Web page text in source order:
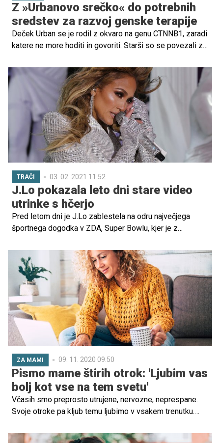
Z »Urbanovo srečko« do potrebnih
sredstev za razvoj genske terapije
Deček Urban se je rodil z okvaro na genu CTNNB1, zaradi
katere ne more hoditi in govoriti. Starši so se povezali z
projekt razvoja genske terapije. Vse, ki to zmorejo,
pozivajo k nakupu srečke in s tem k donaciji. Srečke
lahko za 5 EUR kupi vsak, ki želi pomagati pri razvoju
zdravila oziroma genske terapije za pomoč dečku Urbanu
do njegovih prvih korakov.
TRAČI 03. 02. 2021 11.52
J.Lo pokazala leto dni stare video
utrinke s hčerjo
Pred letom dni je J.Lo zablestela na odru največjega
športnega dogodka v ZDA, Super Bowlu, kjer je z
vedno v neverjetni formi. Tokrat pa je objavila doslej še
nevidene posnetke iz zaodrja, na katerih je tudi skupaj s
hčerko Emmo.
ZA MAMI 09. 11. 2020 09.50
Pismo mame štirih otrok: 'Ljubim vas
bolj kot vse na tem svetu'
Včasih smo preprosto utrujene, nervozne, neprespane.
Svoje otroke pa kljub temu ljubimo v vsakem trenutku.
ubogajo ali vreščijo na ves glas. Ljubimo jih z vsem